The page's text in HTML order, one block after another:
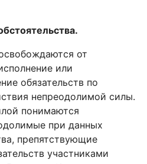
от
или
обязательств по
непреодолимой силы.
понимаются
при данных
препятствующие
участниками